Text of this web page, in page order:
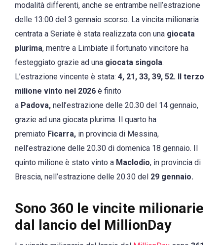
modalità differenti, anche se entrambe nell’estrazione
delle 13:00 del 3 gennaio scorso. La vincita milionaria
centrata a Seriate è stata realizzata con una giocata
plurima, mentre a Limbiate il fortunato vincitore ha
festeggiato grazie ad una giocata singola.
L’estrazione vincente è stata: 4, 21, 33, 39, 52. Il terzo
milione vinto nel 2026 è finito
a Padova, nell’estrazione delle 20.30 del 14 gennaio,
grazie ad una giocata plurima. Il quarto ha
premiato Ficarra, in provincia di Messina,
nell’estrazione delle 20.30 di domenica 18 gennaio. Il
quinto milione è stato vinto a Maclodio, in provincia di
Brescia, nell’estrazione delle 20.30 del 29 gennaio.
Sono 360 le vincite milionarie
dal lancio del MillionDay